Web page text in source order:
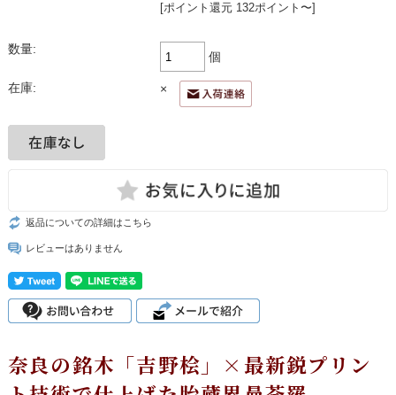
[ポイント還元 132ポイント〜]
数量:
個
在庫: ×
返品についての詳細はこちら
レビューはありません
奈良の銘木「吉野桧」×最新鋭プリン